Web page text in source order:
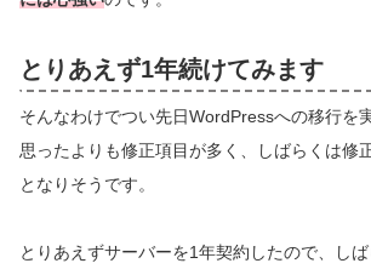
とりあえず1年続けてみます
そんなわけでつい先日WordPressへの移行を実
思ったよりも修正項目が多く、しばらくは修
となりそうです。
とりあえずサーバーを1年契約したので、しば